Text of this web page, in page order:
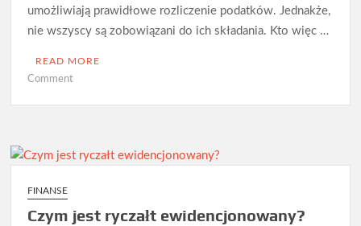
umożliwiają prawidłowe rozliczenie podatków. Jednakże,
nie wszyscy są zobowiązani do ich składania. Kto więc …
READ MORE
Commenton
składać
deklaracje
FINANSE
Czym jest ryczałt ewidencjonowany?